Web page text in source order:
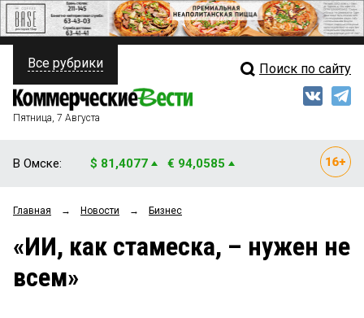
ПОЛИТИКА
ФИНАНСЫ
ОБЩЕСТВО
ЗАКОН
Свежий выпуск
Рейтинги
Все рубрики Поиск по сайту
Пятница, 7 Августа
В Омске: $ 81,4077 € 94,0585
Главная → Новости → Бизнес
«ИИ, как стамеска, – нужен не
всем»